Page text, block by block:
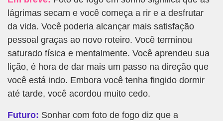
lágrimas secam e você começa a rir e a desfrutar
da vida. Você poderia alcançar mais satisfação
pessoal graças ao novo roteiro. Você terminou
saturado física e mentalmente. Você aprendeu sua
lição, é hora de dar mais um passo na direção que
você está indo. Embora você tenha fingido dormir
até tarde, você acordou muito cedo.
Futuro: Sonhar com foto de fogo diz que a